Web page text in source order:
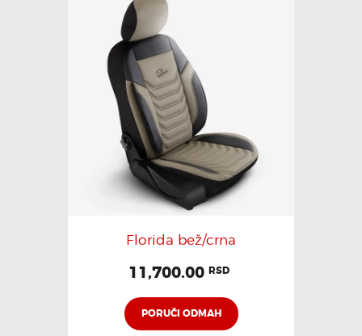
Florida bež/crna
11,700.00 RSD
PORUČI ODMAH